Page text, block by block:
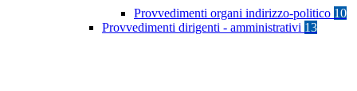
Provvedimenti organi indirizzo-politico 10
Provvedimenti dirigenti - amministrativi 13